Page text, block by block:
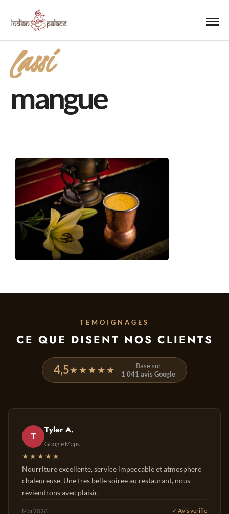
lassi
mangue
TEMOIGNAGES
CE QUE DISENT NOS CLIENTS
4,5★★★★★
Base sur
1 041 avis Google
T
Tyler A.
Google Maps
★★★★★
Nourriture excellente, service impeccable et atmosphere
chaleureuse. Une tres belle soiree au restaurant, nous
reviendrons avec plaisir.
Mai 2026 ✓ Avis verifie